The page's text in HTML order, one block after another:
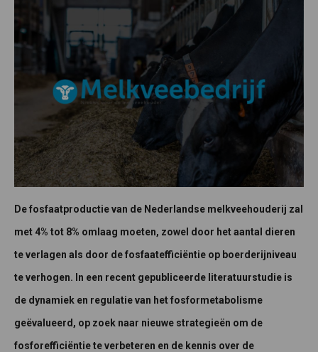
De fosfaatproductie van de Nederlandse melkveehouderij zal
met 4% tot 8% omlaag moeten, zowel door het aantal dieren
te verlagen als door de fosfaatefficiëntie op boerderijniveau
te verhogen. In een recent gepubliceerde literatuurstudie is
de dynamiek en regulatie van het fosformetabolisme
geëvalueerd, op zoek naar nieuwe strategieën om de
fosforefficiëntie te verbeteren en de kennis over de